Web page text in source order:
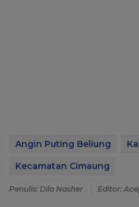
Angin Puting Beliung
Kecamatan Cimaung
Penulis: Dila Nasher Editor: